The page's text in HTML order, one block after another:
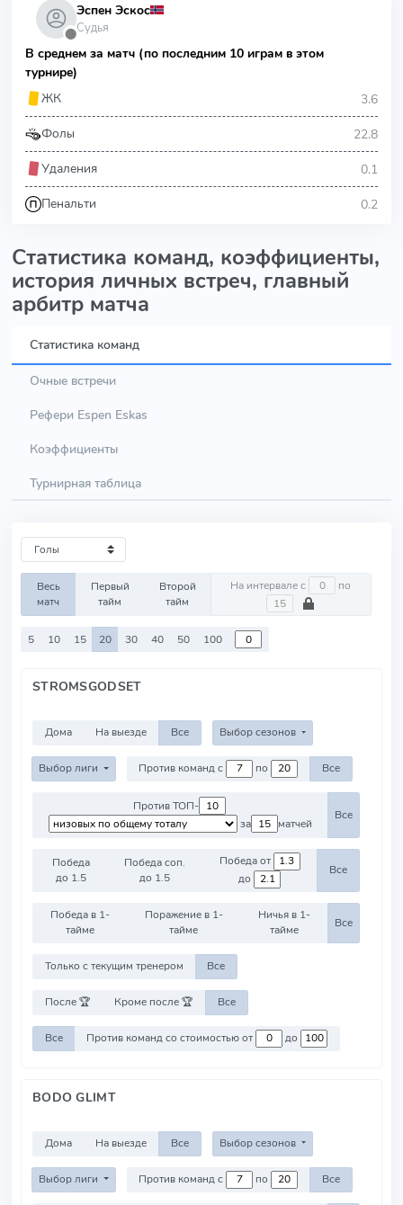
⬤
Эспен Эскос
Судья
В среднем за матч (по последним 10 играм в этом
турнире)
ЖК
3.6
Фолы 22.8
Удаления 0.1
Пенальти 0.2
Статистика команд, коэффициенты,
история личных встреч, главный
арбитр матча
Статистика команд
Очные встречи
Рефери Espen Eskas
Коэффициенты
Турнирная таблица
Весь
матч
Первый
тайм
Второй
тайм
На интервале с по
5 10 15 20 30 40 50 100
STROMSGODSET
Дома На выезде Все Выбор сезонов
Выбор лиги Против команд с по Все
Против ТОП-
за
матчей
Все
Победа
до 1.5
Победа соп.
до 1.5
Победа от
до
Все
Победа в 1-
тайме
Поражение в 1-
тайме
Ничья в 1-
тайме
Все
Только с текущим тренером Все
После 🏆 Кроме после 🏆 Все
Все Против команд со стоимостью от до
BODO GLIMT
Дома На выезде Все Выбор сезонов
Выбор лиги Против команд с по Все